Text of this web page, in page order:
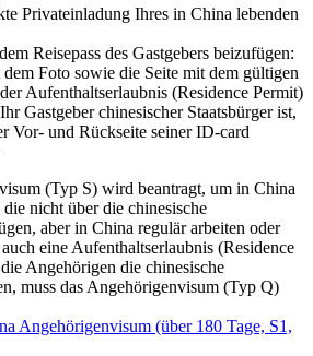
Privateinladung Ihres in China lebenden
Reisepass des Gastgebers beizufügen:
Foto sowie die Seite mit dem gültigen
Aufenthaltserlaubnis (Residence Permit)
Gastgeber chinesischer Staatsbürger ist,
Vor- und Rückseite seiner ID-card
(Typ S) wird beantragt, um in China
nicht über die chinesische
aber in China regulär arbeiten oder
eine Aufenthaltserlaubnis (Residence
Angehörigen die chinesische
muss das Angehörigenvisum (Typ Q)
Angehörigenvisum (über 180 Tage, S1,